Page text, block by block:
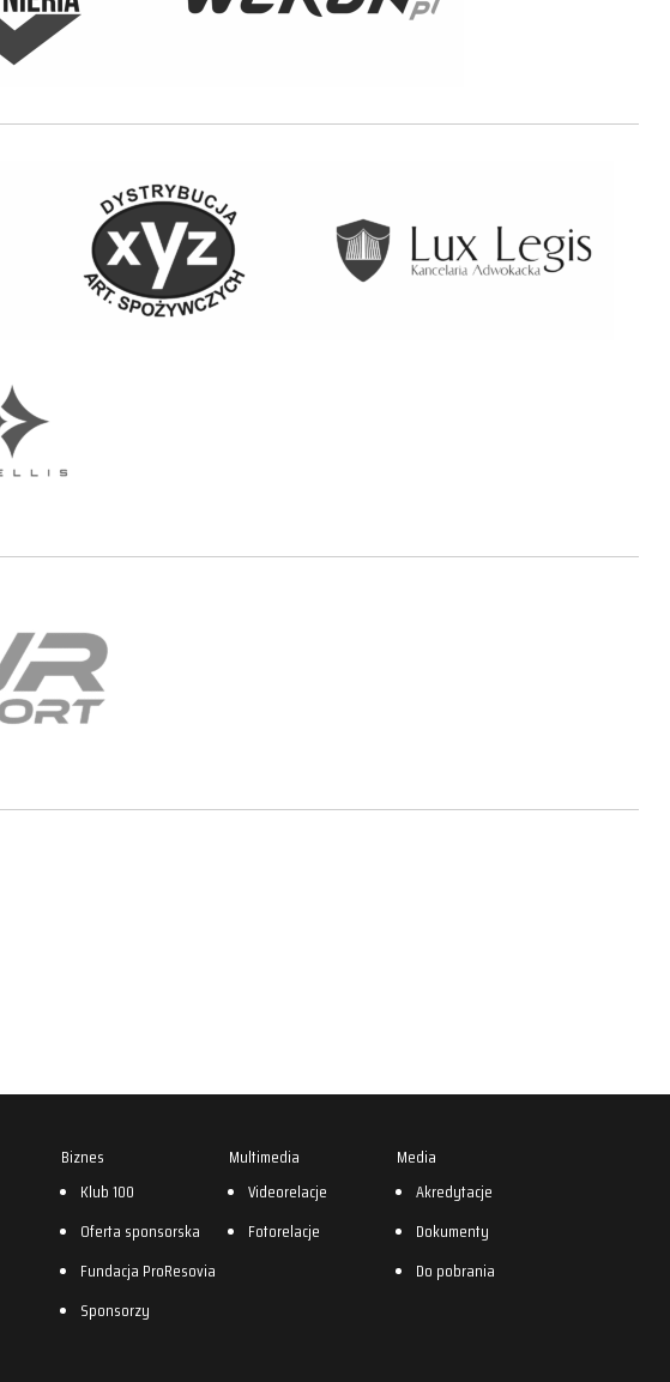
Biznes
Klub 100
Oferta sponsorska
Fundacja ProResovia
Sponsorzy
Multimedia
Videorelacje
Fotorelacje
Media
Akredytacje
Dokumenty
Do pobrania